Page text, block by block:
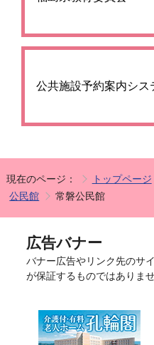
公共施設予約案内シス
現在のページ： トップページ
公民館
常磐公民館
広告バナー
バナー広告やリンク先のサ
が保証するものではありませ